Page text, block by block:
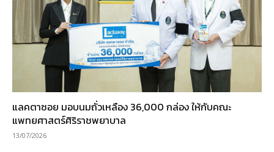
แลคตาซอย มอบนมถั่วเหลือง 36,000 กล่อง ให้กับคณะ
แพทยศาสตร์ศิริราชพยาบาล
13/07/2026